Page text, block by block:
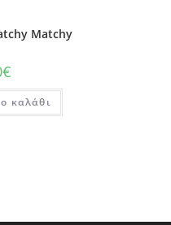
Matchy
€
καλάθι